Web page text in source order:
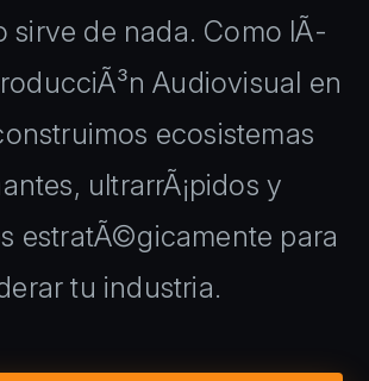
sirve de nada. Como lÃ­
Audiovisual en
ecosistemas
ultrarrÃ¡pidos y
estratÃ©gicamente para
tu industria.